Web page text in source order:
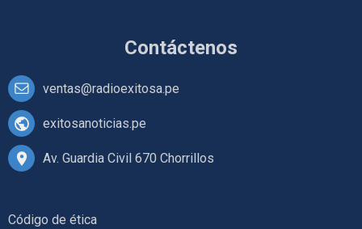
Contáctenos
ventas@radioexitosa.pe
exitosanoticias.pe
Av. Guardia Civil 670 Chorrillos
Código de ética